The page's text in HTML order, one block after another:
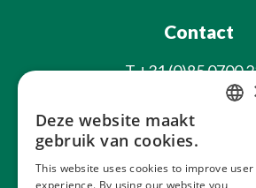
Contact
T+31 (0)85 0700
Blijf op de hoogte
Deze website maakt
gebruik van cookies.
This website uses cookies to improve user
experience. By using our website you